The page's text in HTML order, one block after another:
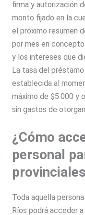
firma y autorización
monto fijado en la
el próximo resumen
por mes en
y los intereses que
La tasa del
establecida al
máximo de $5.000 y
sin gastos de
¿Cómo
personal
Toda aquella
Ríos podrá acceder